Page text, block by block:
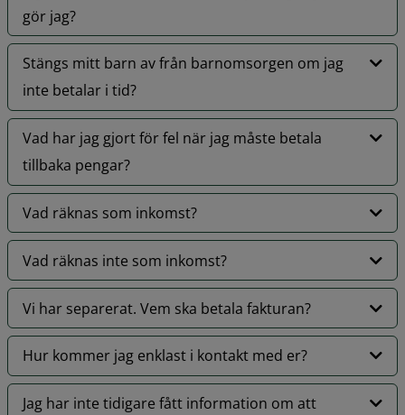
gör jag?
Stängs mitt barn av från barnomsorgen om jag
inte betalar i tid?
Vad har jag gjort för fel när jag måste betala
tillbaka pengar?
Vad räknas som inkomst?
Vad räknas inte som inkomst?
Vi har separerat. Vem ska betala fakturan?
Hur kommer jag enklast i kontakt med er?
Jag har inte tidigare fått information om att